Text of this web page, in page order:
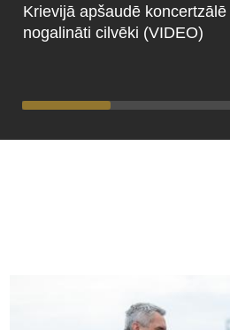
Krievijā apšaudē koncertzālē
nogalināti cilvēki (VIDEO)